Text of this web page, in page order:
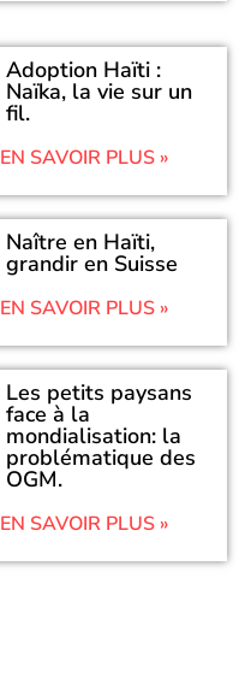
Adoption Haïti :
Naïka, la vie sur un
fil.
EN SAVOIR PLUS »
Naître en Haïti,
grandir en Suisse
EN SAVOIR PLUS »
Les petits paysans
face à la
mondialisation: la
problématique des
OGM.
EN SAVOIR PLUS »